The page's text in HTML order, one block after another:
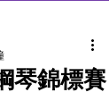
琴錦標賽